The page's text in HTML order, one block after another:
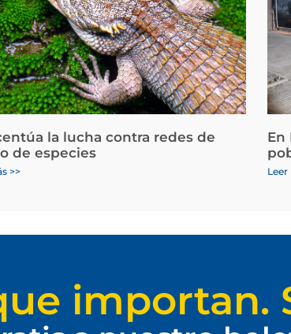
la lucha contra redes de
de especies
>>
En
Leer
importan.